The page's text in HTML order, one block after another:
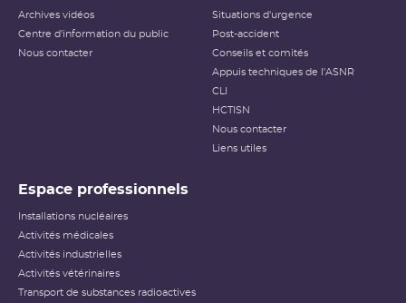
applicable aux événements survenant sur les
réelles, sur la radioprotection du public et des travailleurs.
Elle ne s’applique pas aux événements ayant un impact
habituellement utilisés pour classer les événements
reçue notamment) n’étant pas applicables dans ce
Échelle INES pour le
classement des incidents et
Archives vidéos
Centre d'information du public
Nous contacter
Situations d'urgence
Post-accident
Conseils et comités
Appuis techniques de l'ASNR
CLI
HCTISN
Nous contacter
Liens utiles
Espace professionnels
Installations nucléaires
Activités médicales
Activités industrielles
Activités vétérinaires
Transport de substances radioactives